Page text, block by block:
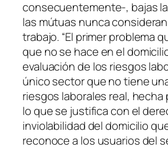
consecuentemente-, bajas
las mútuas nunca
trabajo. “El primer problema
que no se hace en el
evaluación de los riesgos
único sector que no tiene
riesgos laborales real,
lo que se justifica con el
inviolabilidad del domicilio
reconoce a los usuarios del